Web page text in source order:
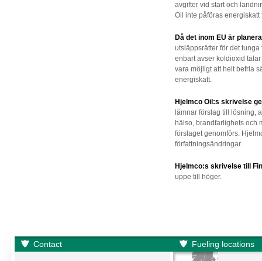
avgifter vid start och
Oil inte påföras energiskatt
Då det inom EU är
utsläppsrätter för det
enbart avser koldioxid
vara möjligt att helt befria
energiskatt.
Hjelmco Oil:s skrivelse
lämnar förslag till lösning,
hälso, brandfarlighets och
förslaget genomförs.
författningsändringar.
Hjelmco:s skrivelse till
uppe till höger.
Contact Fueling locations